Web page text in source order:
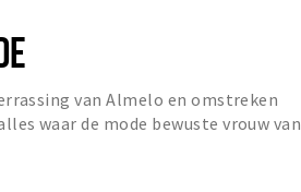
van Almelo en omstreken
waar de mode bewuste vrouw van